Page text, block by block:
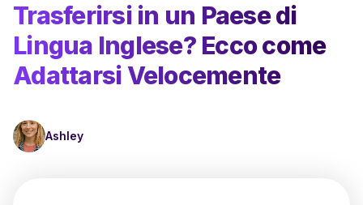
Trasferirsi in un Paese di
Lingua Inglese? Ecco come
Adattarsi Velocemente
Ashley